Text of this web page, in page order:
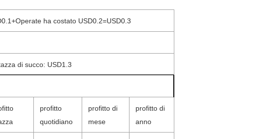
ha costato USD0.2=USD0.3
di succo: USD1.3
profitto
quotidiano
profitto di
mese
profitto di
anno